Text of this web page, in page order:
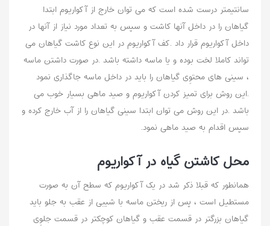
سانتیمتر درست شده است که می توان خارج از آکواریوم ابتدا
گیاهان را در داخل آنها کاشت و سپس به تعداد مورد نیاز از آنها در
داخل آکواریوم قرار داد .کف آکواریوم در این نوع کاشت گیاهان می
تواند کاملا لخت بوده و یا ماسه داشته باشد .در صورت داشتن ماسه
، سینی های محتوِی گیاهان را باید در داخل ماسه جاگذاری نمود
.این روش برای تمیز کردن آکواریوم و صید ماهی بسیار خوب می
باشد .در این روش می توان ابتدا سینی گیاهان را از آب خارج کرده و
سپس اقدام به صید ماهی نمود.
محل کاشتن گیاه در آکواریوم
همانطور که قبلا ذکر شد در یک آکواریوم که سطح آن به صورت
مستطیل است ، پس از ریختن ماسه با شیبی از عقب به جلو باید
گیاهان بزرگتر در قسمت عقب و گیاهان کوچکتر در قسمت جلوِی